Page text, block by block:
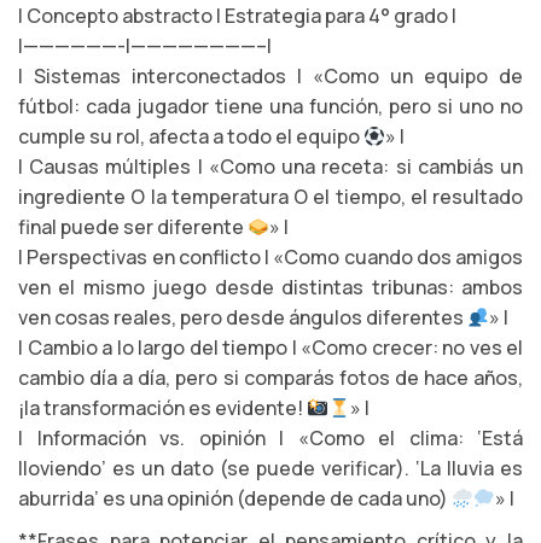
| Concepto abstracto | Estrategia para 4° grado |
|——————-|————————–|
| Sistemas interconectados | «Como un equipo de
fútbol: cada jugador tiene una función, pero si uno no
cumple su rol, afecta a todo el equipo
» |
| Causas múltiples | «Como una receta: si cambiás un
ingrediente O la temperatura O el tiempo, el resultado
final puede ser diferente
» |
| Perspectivas en conflicto | «Como cuando dos amigos
ven el mismo juego desde distintas tribunas: ambos
ven cosas reales, pero desde ángulos diferentes
» |
| Cambio a lo largo del tiempo | «Como crecer: no ves el
cambio día a día, pero si comparás fotos de hace años,
¡la transformación es evidente!
» |
| Información vs. opinión | «Como el clima: ‘Está
lloviendo’ es un dato (se puede verificar). ‘La lluvia es
aburrida’ es una opinión (depende de cada uno)
» |